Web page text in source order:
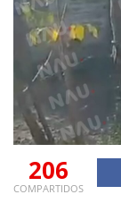
206
COMPARTIDOS